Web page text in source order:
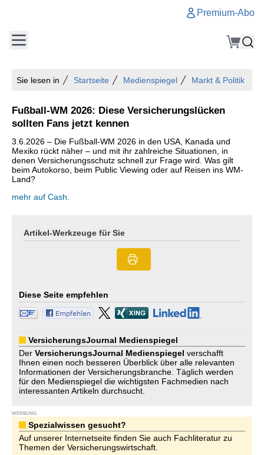
Premium-Abo
Sie lesen in Startseite Medienspiegel Markt & Politik
Fußball-WM 2026: Diese Versicherungslücken
sollten Fans jetzt kennen
3.6.2026 – Die Fußball-WM 2026 in den USA, Kanada und
Mexiko rückt näher – und mit ihr zahlreiche Situationen, in
denen Versicherungsschutz schnell zur Frage wird. Was gilt
beim Autokorso, beim Public Viewing oder auf Reisen ins WM-
Land?
mehr auf Cash.
Artikel-Werkzeuge für Sie
Diese Seite empfehlen
VersicherungsJournal Medienspiegel
Der VersicherungsJournal Medienspiegel verschafft
Ihnen einen noch besseren Überblick über alle relevanten
Informationen der Versicherungsbranche. Täglich werden
für den Medienspiegel die wichtigsten Fachmedien nach
interessanten Artikeln durchsucht.
WERBUNG
Spezialwissen gesucht?
Auf unserer Internetseite finden Sie auch Fachliteratur zu
Themen der Versicherungswirtschaft.